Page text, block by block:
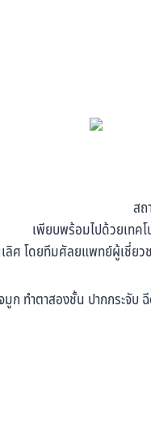
สถ
เพียบพร้อมไปด้วยเทค
ลิศ โดยทีมศัลยแพทย์ผู้เชี่ย
ก ทำตาสองชั้น ปากกระจั